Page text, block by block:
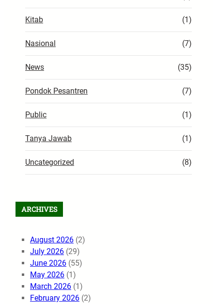
Kitab (1)
Nasional (7)
News (35)
Pondok Pesantren (7)
Public (1)
Tanya Jawab (1)
Uncategorized (8)
ARCHIVES
August 2026 (2)
July 2026 (29)
June 2026 (55)
May 2026 (1)
March 2026 (1)
February 2026 (2)